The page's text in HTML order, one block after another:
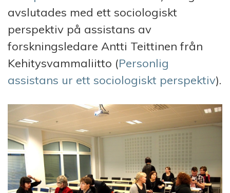
avslutades med ett sociologiskt
perspektiv på assistans av
forskningsledare Antti Teittinen från
Kehitysvammaliitto (Personlig
assistans ur ett sociologiskt perspektiv).